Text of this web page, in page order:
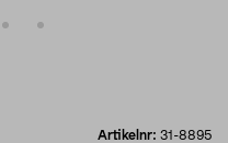
Artikelnr: 31-8895